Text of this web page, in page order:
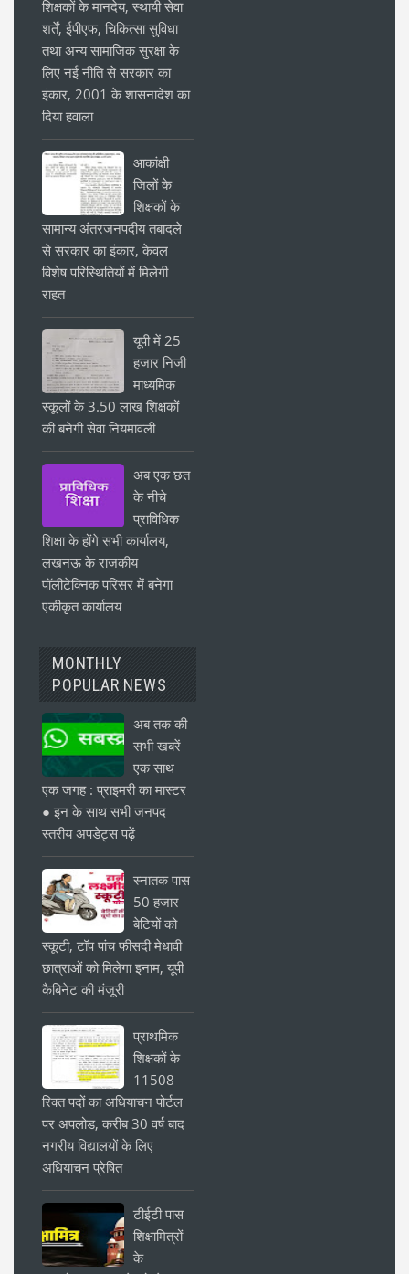
शिक्षकों के मानदेय, स्थायी सेवा
शर्तें, ईपीएफ, चिकित्सा सुविधा
तथा अन्य सामाजिक सुरक्षा के
लिए नई नीति से सरकार का
इंकार, 2001 के शासनादेश का
दिया हवाला
आकांक्षी
जिलों के
शिक्षकों के
सामान्य अंतरजनपदीय तबादले
से सरकार का इंकार, केवल
विशेष परिस्थितियों में मिलेगी
राहत
यूपी में 25
हजार निजी
माध्यमिक
स्कूलों के 3.50 लाख शिक्षकों
की बनेगी सेवा नियमावली
अब एक छत
के नीचे
प्राविधिक
शिक्षा के होंगे सभी कार्यालय,
लखनऊ के राजकीय
पॉलीटेक्निक परिसर में बनेगा
एकीकृत कार्यालय
MONTHLY
POPULAR NEWS
अब तक की
सभी खबरें
एक साथ
एक जगह : प्राइमरी का मास्टर
● इन के साथ सभी जनपद
स्तरीय अपडेट्स पढ़ें
स्नातक पास
50 हजार
बेटियों को
स्कूटी, टॉप पांच फीसदी मेधावी
छात्राओं को मिलेगा इनाम, यूपी
कैबिनेट की मंजूरी
प्राथमिक
शिक्षकों के
11508
रिक्त पदों का अधियाचन पोर्टल
पर अपलोड, करीब 30 वर्ष बाद
नगरीय विद्यालयों के लिए
अधियाचन प्रेषित
टीईटी पास
शिक्षामित्रों
के